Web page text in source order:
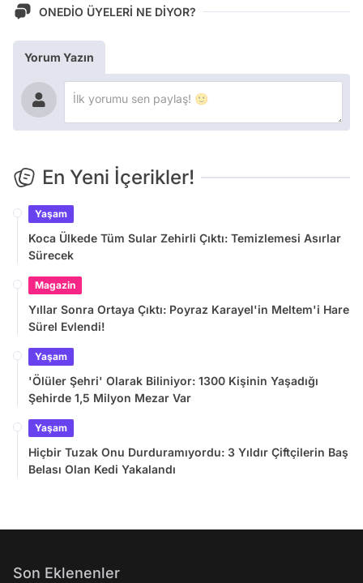
ONEDİO ÜYELERİ NE DİYOR?
Yorum Yazın
En Yeni İçerikler!
Yaşam
Koca Ülkede Tüm Sular Zehirli Çıktı: Temizlemesi Asırlar
Sürecek
Magazin
Yıllar Sonra Ortaya Çıktı: Poyraz Karayel'in Meltem'i Hare
Sürel Evlendi!
Yaşam
'Ölüler Şehri' Olarak Biliniyor: 1300 Kişinin Yaşadığı
Şehirde 1,5 Milyon Mezar Var
Yaşam
Hiçbir Tuzak Onu Durduramıyordu: 3 Yıldır Çiftçilerin Baş
Belası Olan Kedi Yakalandı
Son Eklenenler